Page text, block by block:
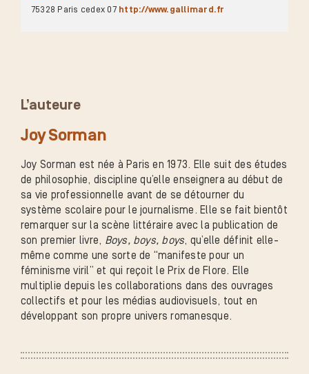
75328 Paris cedex 07 http://www.gallimard.fr
L’auteure
Joy Sorman
Joy Sorman est née à Paris en 1973. Elle suit des études
de philosophie, discipline qu’elle enseignera au début de
sa vie professionnelle avant de se détourner du
système scolaire pour le journalisme. Elle se fait bientôt
remarquer sur la scène littéraire avec la publication de
son premier livre, Boys, boys, boys, qu’elle définit elle-
même comme une sorte de “manifeste pour un
féminisme viril” et qui reçoit le Prix de Flore. Elle
multiplie depuis les collaborations dans des ouvrages
collectifs et pour les médias audiovisuels, tout en
développant son propre univers romanesque.